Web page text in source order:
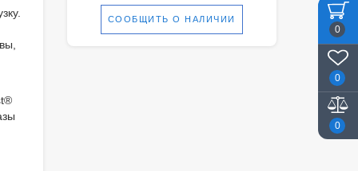
0
0
0
СООБЩИТЬ О НАЛИЧИИ